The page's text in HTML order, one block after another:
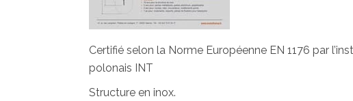
Certifié selon la Norme Européenne EN 1176 par
polonais INT
Structure en inox.